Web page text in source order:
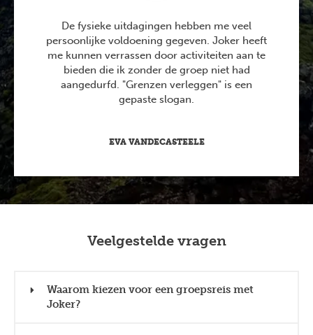
De fysieke uitdagingen hebben me veel
persoonlijke voldoening gegeven. Joker heeft
me kunnen verrassen door activiteiten aan te
bieden die ik zonder de groep niet had
aangedurfd. "Grenzen verleggen" is een
gepaste slogan.
EVA VANDECASTEELE
Veelgestelde vragen
Waarom kiezen voor een groepsreis met
Joker?